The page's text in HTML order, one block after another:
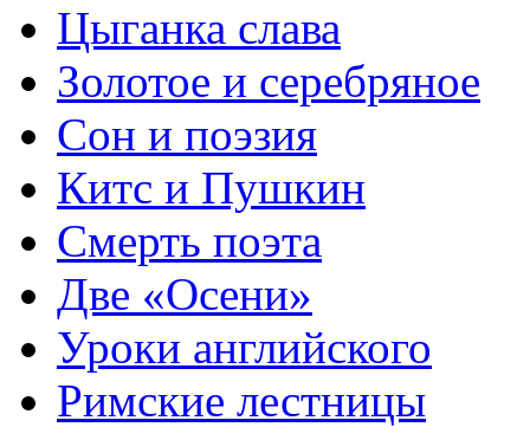
Цыганка слава
Золотое и серебряное
Сон и поэзия
Китс и Пушкин
Смерть поэта
Две «Осени»
Уроки английского
Римские лестницы